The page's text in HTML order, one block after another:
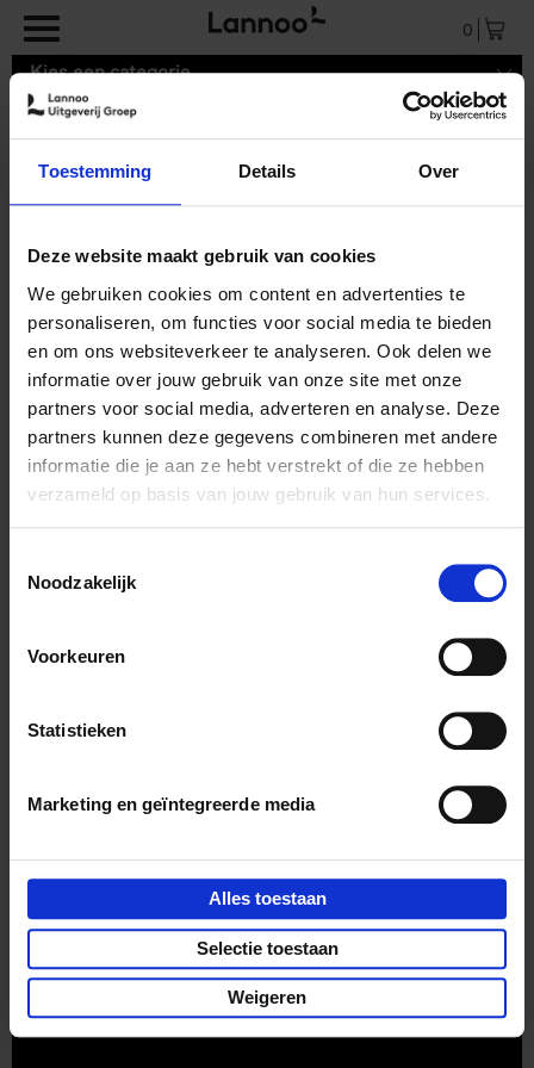
Toestemming Details Over
Deze website maakt gebruik van cookies
We gebruiken cookies om content en advertenties te
personaliseren, om functies voor social media te bieden
en om ons websiteverkeer te analyseren. Ook delen we
informatie over jouw gebruik van onze site met onze
partners voor social media, adverteren en analyse. Deze
partners kunnen deze gegevens combineren met andere
informatie die je aan ze hebt verstrekt of die ze hebben
verzameld op basis van jouw gebruik van hun services.
Noodzakelijk
Voorkeuren
Statistieken
Marketing en geïntegreerde media
Alles toestaan
Selectie toestaan
Weigeren
Overslaan en naar de inhoud gaan
0
Kies een categorie
Jouw winkelmandje is leeg.
< Verder winkelen
Part ofLannoo Publishing Group
Alle prijzen zijn inclusief btw.